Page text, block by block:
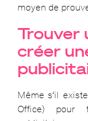
moyen de
Trouver
créer
Même s’il
Office) pour